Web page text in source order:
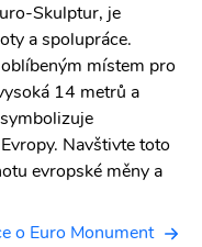
Skulptur, je
a spolupráce.
místem pro
14 metrů a
Navštivte toto
evropské měny a
o Euro Monument